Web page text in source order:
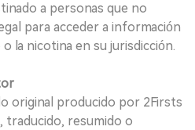
a personas que no
para acceder a información
la nicotina en su jurisdicción.
original producido por 2Firsts
resumido o